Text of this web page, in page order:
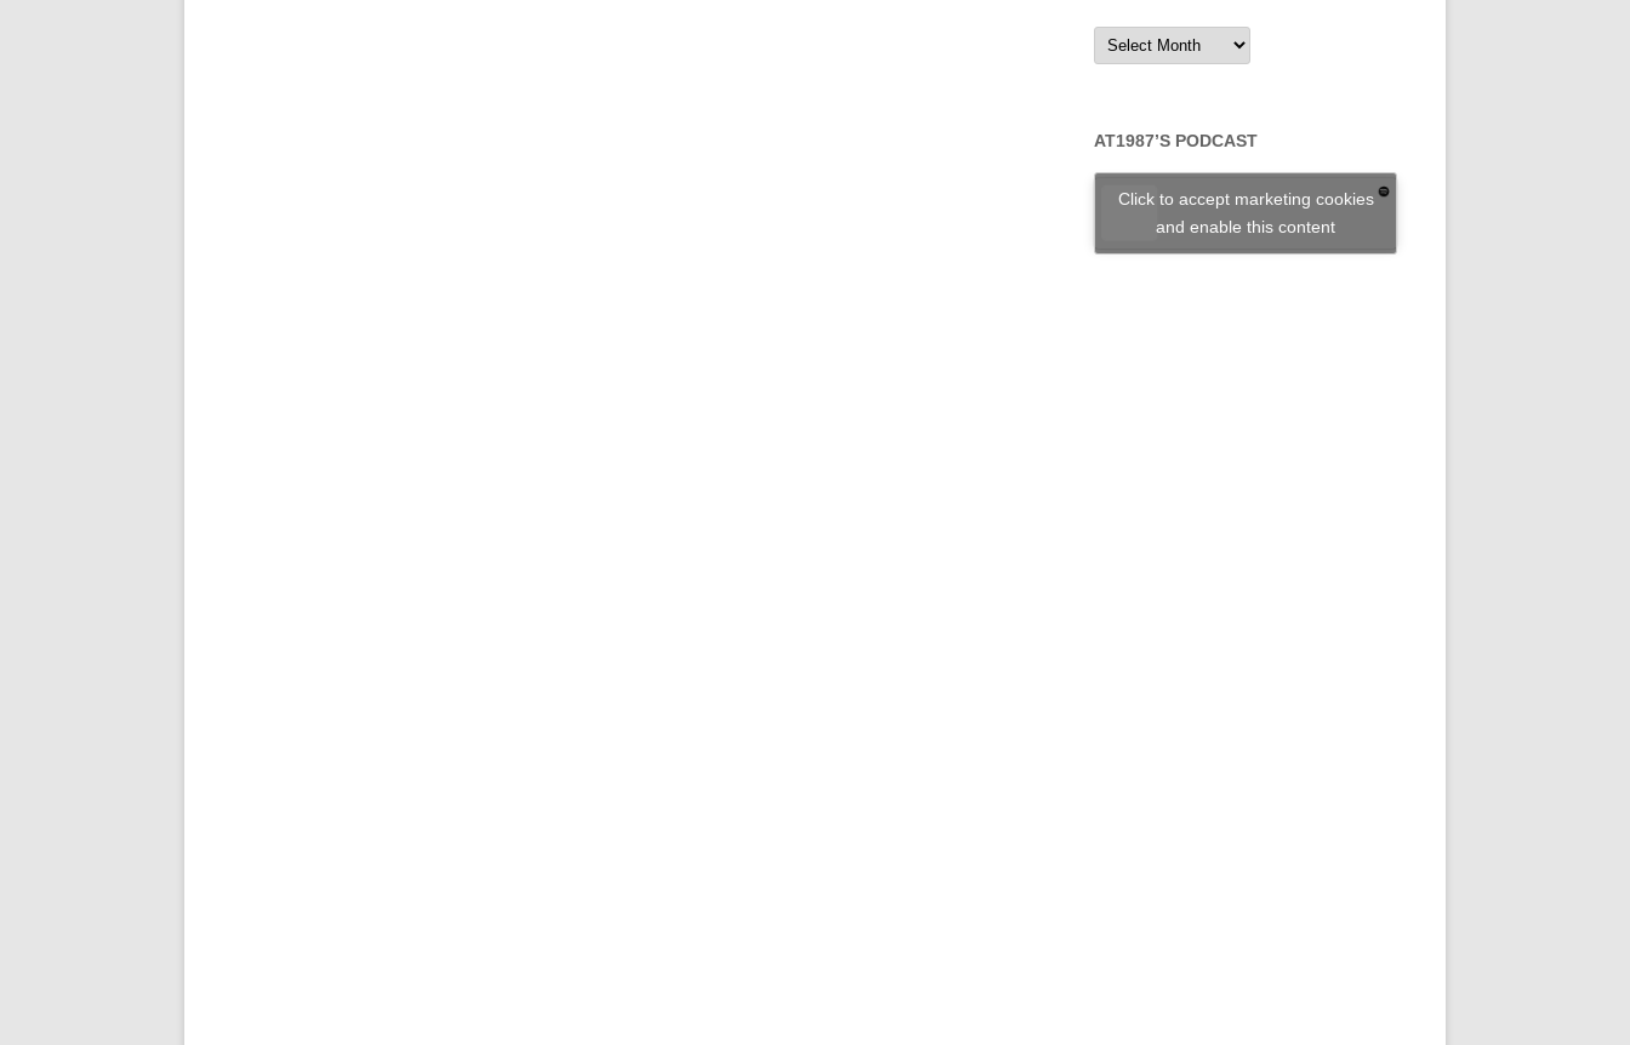
Archives
AT1987’S PODCAST
Click to accept marketing cookies
and enable this content